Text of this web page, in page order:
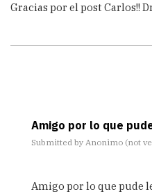
Gracias por el post Carlos!!
Amigo por lo que
Submitted by Anonimo (not
reply
Amigo por lo que pude